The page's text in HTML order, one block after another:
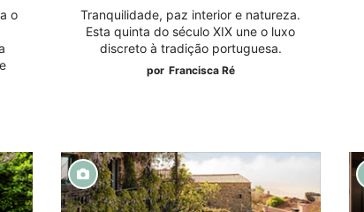
o
Tranquilidade, paz interior e natureza.
Esta quinta do século XIX une o luxo
discreto à tradição portuguesa.
por Francisca Ré